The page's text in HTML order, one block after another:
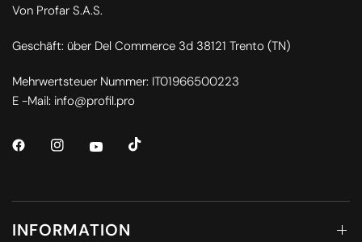
Von Profar S.A.S.
Geschäft: über Del Commerce 3d 38121 Trento (TN)
Mehrwertsteuer Nummer: IT01966500223
E -Mail: info@profil.pro
INFORMATION